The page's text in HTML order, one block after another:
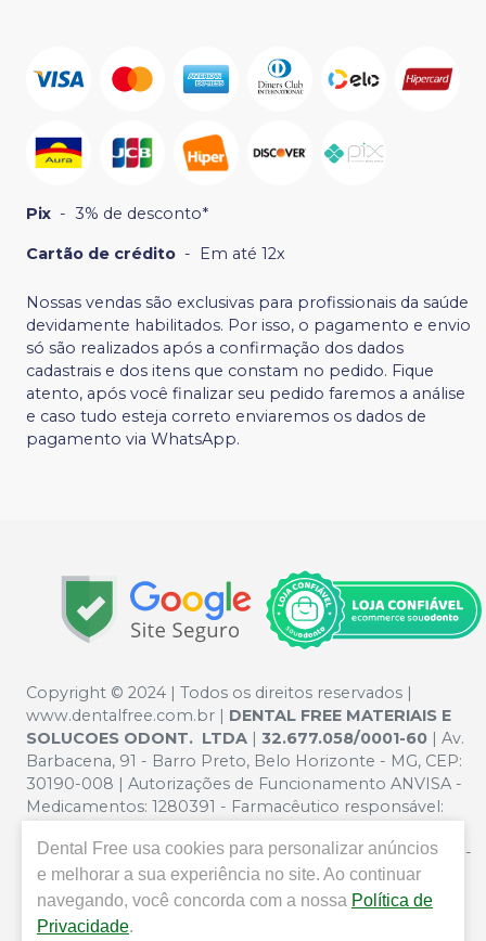
Pix - 3% de desconto*
Cartão de crédito - Em até 12x
Nossas vendas são exclusivas para profissionais da saúde
devidamente habilitados. Por isso, o pagamento e envio
só são realizados após a confirmação dos dados
cadastrais e dos itens que constam no pedido. Fique
atento, após você finalizar seu pedido faremos a análise
e caso tudo esteja correto enviaremos os dados de
pagamento via WhatsApp.
Copyright © 2024 | Todos os direitos reservados |
www.dentalfree.com.br | DENTAL FREE MATERIAIS E
SOLUCOES ODONT. LTDA | 32.677.058/0001-60 | Av.
Barbacena, 91 - Barro Preto, Belo Horizonte - MG, CEP:
30190-008 | Autorizações de Funcionamento ANVISA -
Medicamentos: 1280391 - Farmacêutico responsável:
Privacidade e Segurança - Fotos meramente ilustrativas -
Os preços e condições da loja virtual estão sujeitos a
alterações. Em caso de divergência de preços no site, o
valor válido é o do Carrinho de Compra. Não vendemos
Dental Free usa cookies para personalizar anúncios
e melhorar a sua experiência no site. Ao continuar
navegando, você concorda com a nossa Política de
Privacidade.